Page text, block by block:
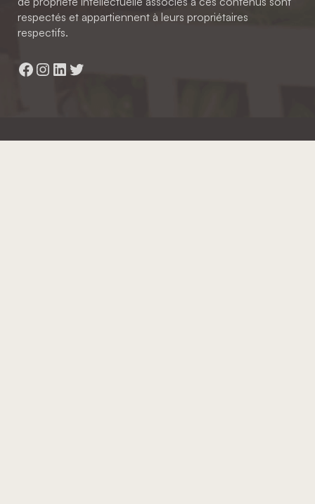
respectés et appartiennent à leurs propriétaires
respectifs.
Facebook
Instagram
LinkedIn
Twitter